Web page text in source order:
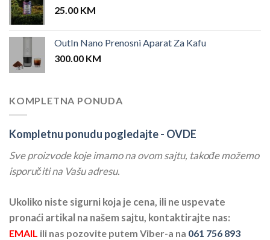
25.00 KM
OutIn Nano Prenosni Aparat Za Kafu
300.00 KM
KOMPLETNA PONUDA
Kompletnu ponudu pogledajte - OVDE
Sve proizvode koje imamo na ovom sajtu, takođe možemo
isporučiti na Vašu adresu.
Ukoliko niste sigurni koja je cena, ili ne uspevate
pronaći artikal na našem sajtu, kontaktirajte nas:
EMAIL ili nas pozovite putem Viber-a na 061 756 893